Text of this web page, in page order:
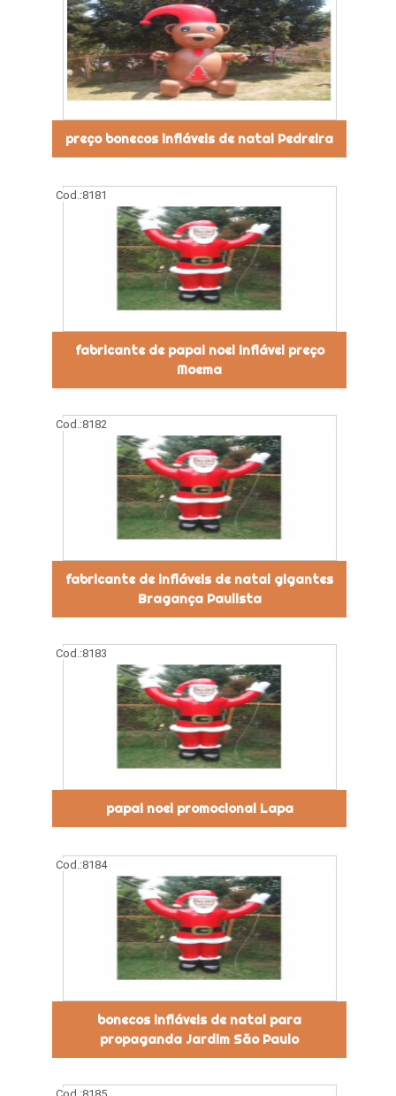
preço bonecos infláveis de natal Pedreira
Cod.:8181
fabricante de papai noel inflável preço
Moema
Cod.:8182
fabricante de infláveis de natal gigantes
Bragança Paulista
Cod.:8183
papai noel promocional Lapa
Cod.:8184
bonecos infláveis de natal para
propaganda Jardim São Paulo